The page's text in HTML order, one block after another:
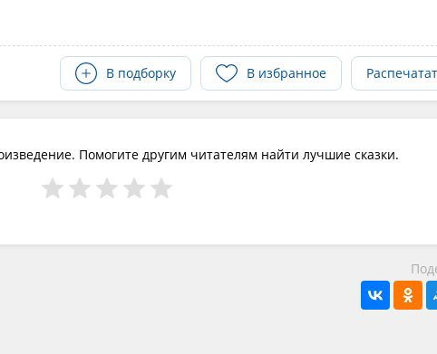
В подборку В избранное
Помогите другим читателям найти лучшие сказки.